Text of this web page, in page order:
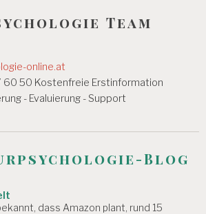
Team
online.at
60 50 Kostenfreie Erstinformation
- Evaluierung - Support
Blog
dass Amazon plant, rund 15